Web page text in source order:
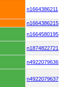
n1664386211
n1664386215
n1664580195
n1874822721
n4922079636
n4922079637